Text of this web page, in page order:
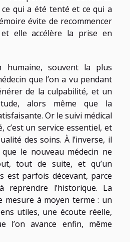
qui a été tenté et ce qui a
évite de recommencer
elle accélère la prise en
humaine, souvent la plus
que l’on a vu pendant
de la culpabilité, et un
alors même que la
Or le suivi médical
c’est un service essentiel, et
des soins. À l’inverse, il
le nouveau médecin ne
tout de suite, et qu’un
est parfois décevant, parce
reprendre l’historique. La
mesure à moyen terme : un
utiles, une écoute réelle,
l’on avance enfin, même